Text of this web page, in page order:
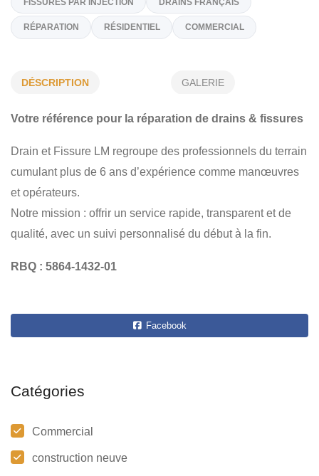
fissurelm@hotmail.com
https://www.drainetfissurelm.com/
FISSURES PAR INJECTION
RÉPARATION RÉSIDENTIEL COMMERCIAL
DÉSCRIPTION GALERIE
Votre référence pour la réparation de drains & fissures
Drain et Fissure LM regroupe des professionnels du terrain
cumulant plus de 6 ans d’expérience comme manœuvres
et opérateurs.
Notre mission : offrir un service rapide, transparent et de
qualité, avec un suivi personnalisé du début à la fin.
RBQ : 5864-1432-01
Facebook
Catégories
Commercial
construction neuve